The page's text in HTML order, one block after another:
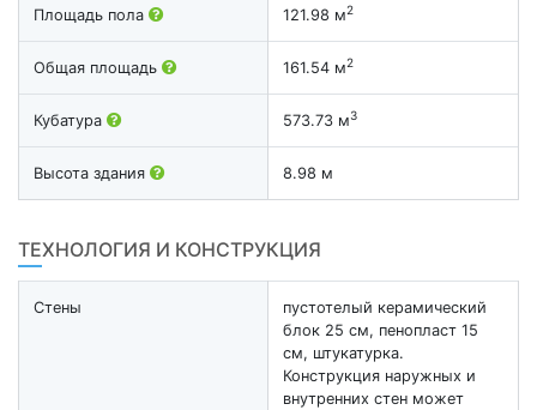
Площадь пола 121.98 м2
Общая площадь 161.54 м2
Кубатура 573.73 м3
Высота здания 8.98 м
ТЕХНОЛОГИЯ И КОНСТРУКЦИЯ
Стены
пустотелый керамический
блок 25 см, пенопласт 15
см, штукатурка.
Конструкция наружных и
внутренних стен может